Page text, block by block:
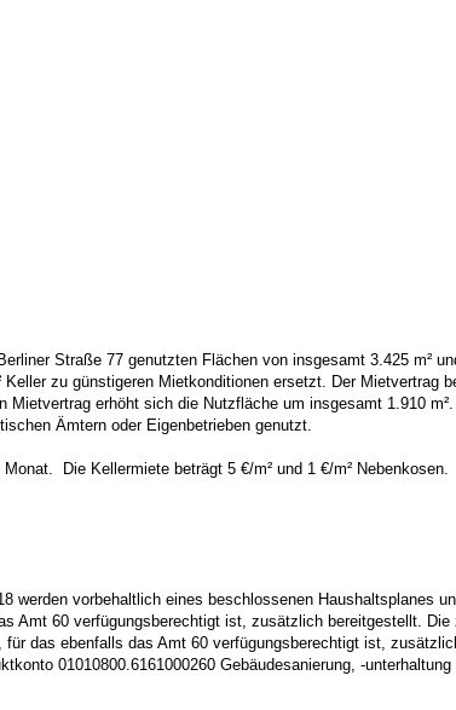
Straße 77 genutzten Flächen von insgesamt 3.425 m²
zu günstigeren Mietkonditionen ersetzt. Der Mietvertrag
erhöht sich die Nutzfläche um insgesamt 1.910
Ämtern oder Eigenbetrieben genutzt.
Die Kellermiete beträgt 5 €/m² und 1 €/m² Nebenkosen.
werden vorbehaltlich eines beschlossenen Haushaltsplanes
Amt 60 verfügungsberechtigt ist, zusätzlich bereitgestellt.
das ebenfalls das Amt 60 verfügungsberechtigt ist,
01010800.6161000260 Gebäudesanierung, -